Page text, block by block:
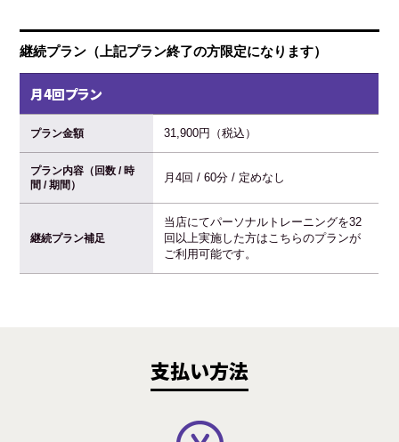
継続プラン（上記プラン終了の方限定になります）
月4回プラン
プラン金額 31,900円（税込）
プラン内容（回数 / 時
間 / 期間）
月4回 / 60分 / 定めなし
継続プラン補足
当店にてパーソナルトレーニングを32
回以上実施した方はこちらのプランが
ご利用可能です。
支払い方法